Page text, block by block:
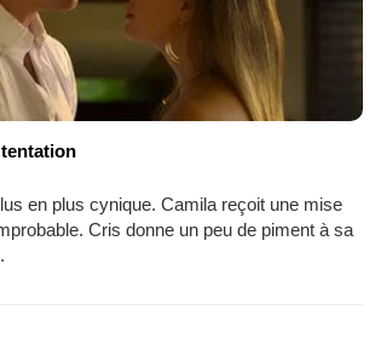
en plus cynique. Camila reçoit une mise
Cris donne un peu de piment à sa